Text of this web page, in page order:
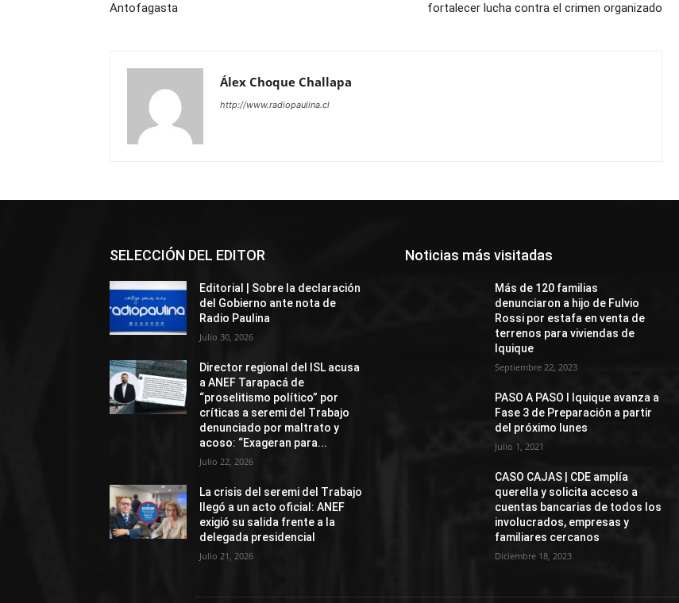
Antofagasta
fortalecer lucha contra el crimen organizado
Álex Choque Challapa
http://www.radiopaulina.cl
SELECCIÓN DEL EDITOR
Editorial | Sobre la declaración
del Gobierno ante nota de
Radio Paulina
Julio 30, 2026
Director regional del ISL acusa
a ANEF Tarapacá de
“proselitismo político” por
críticas a seremi del Trabajo
denunciado por maltrato y
acoso: “Exageran para...
Julio 22, 2026
La crisis del seremi del Trabajo
llegó a un acto oficial: ANEF
exigió su salida frente a la
delegada presidencial
Julio 21, 2026
Noticias más visitadas
Más de 120 familias
denunciaron a hijo de Fulvio
Rossi por estafa en venta de
terrenos para viviendas de
Iquique
Septiembre 22, 2023
PASO A PASO I Iquique avanza a
Fase 3 de Preparación a partir
del próximo lunes
Julio 1, 2021
CASO CAJAS | CDE amplía
querella y solicita acceso a
cuentas bancarias de todos los
involucrados, empresas y
familiares cercanos
Diciembre 18, 2023